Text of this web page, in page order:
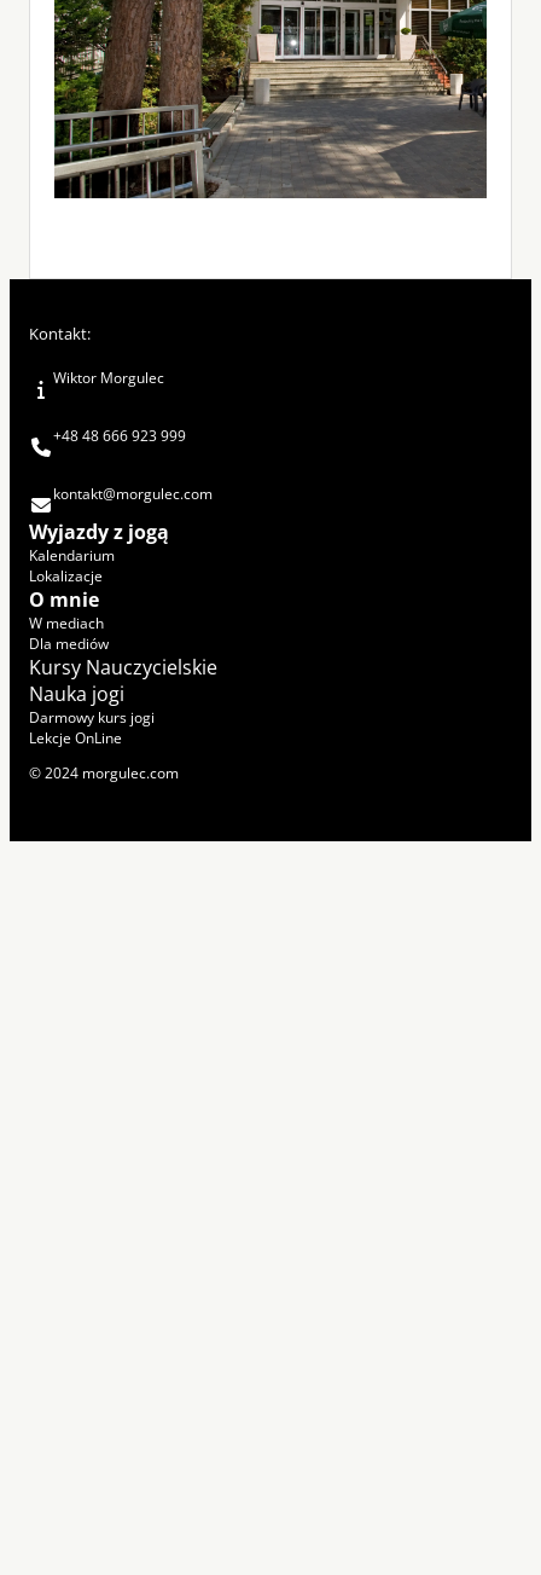
Kontakt:
Wiktor Morgulec
+48 48 666 923 999
kontakt@morgulec.com
Wyjazdy z jogą
Kalendarium
Lokalizacje
O mnie
W mediach
Dla mediów
Kursy Nauczycielskie
Nauka jogi
Darmowy kurs jogi
Lekcje OnLine
© 2024 morgulec.com